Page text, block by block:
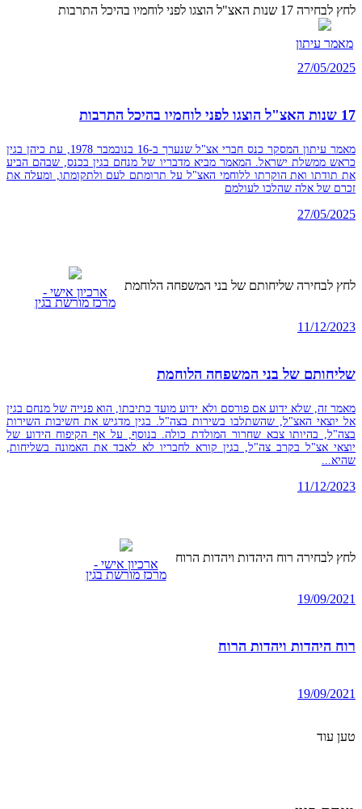
לחץ לבחירה 17 שנות האצ"ל הוצגו לפני לוחמיו בהיכל התרבות
מאמר עיתון
27/05/2025
17 שנות האצ"ל הוצגו לפני לוחמיו בהיכל התרבות
מאמר עיתון המסקר כנס חברי אצ"ל שנערך ב-16 בנובמבר 1978, עת כיהן בגין
כראש ממשלת ישראל. המאמר מביא מדבריו של מנחם בגין בכנס, שבהם הביע
את תודתו ואת הוקרתו ללוחמי האצ"ל על תרומתם לעם ולתקומתו, ומעלה את
זכרם של אלה שהלכו לעולמם
27/05/2025
לחץ לבחירה שליחותם של בני המשפחה הלוחמת ארכיון אישי -
מרכז מורשת בגין
11/12/2023
שליחותם של בני המשפחה הלוחמת
מאמר זה, שלא ידוע אם פורסם ולא ידוע מועד כתיבתו, הוא פנייה של מנחם בגין
אל יוצאי האצ"ל, שהשתלבו בשירות בצה"ל. בגין מדגיש את חשיבות השירות
בצה"ל, בהיותו צבא שחרור המולדת כולה. בנוסף, על אף הקיפוח הידוע של
יוצאי אצ"ל בקרב צה"ל, בגין קורא לחבריו לא לאבד את האמונה בשליחות,
שהיא...
11/12/2023
לחץ לבחירה רוח היהדות ויהדות הרוח ארכיון אישי -
מרכז מורשת בגין
19/09/2021
רוח היהדות ויהדות הרוח
19/09/2021
טען עוד